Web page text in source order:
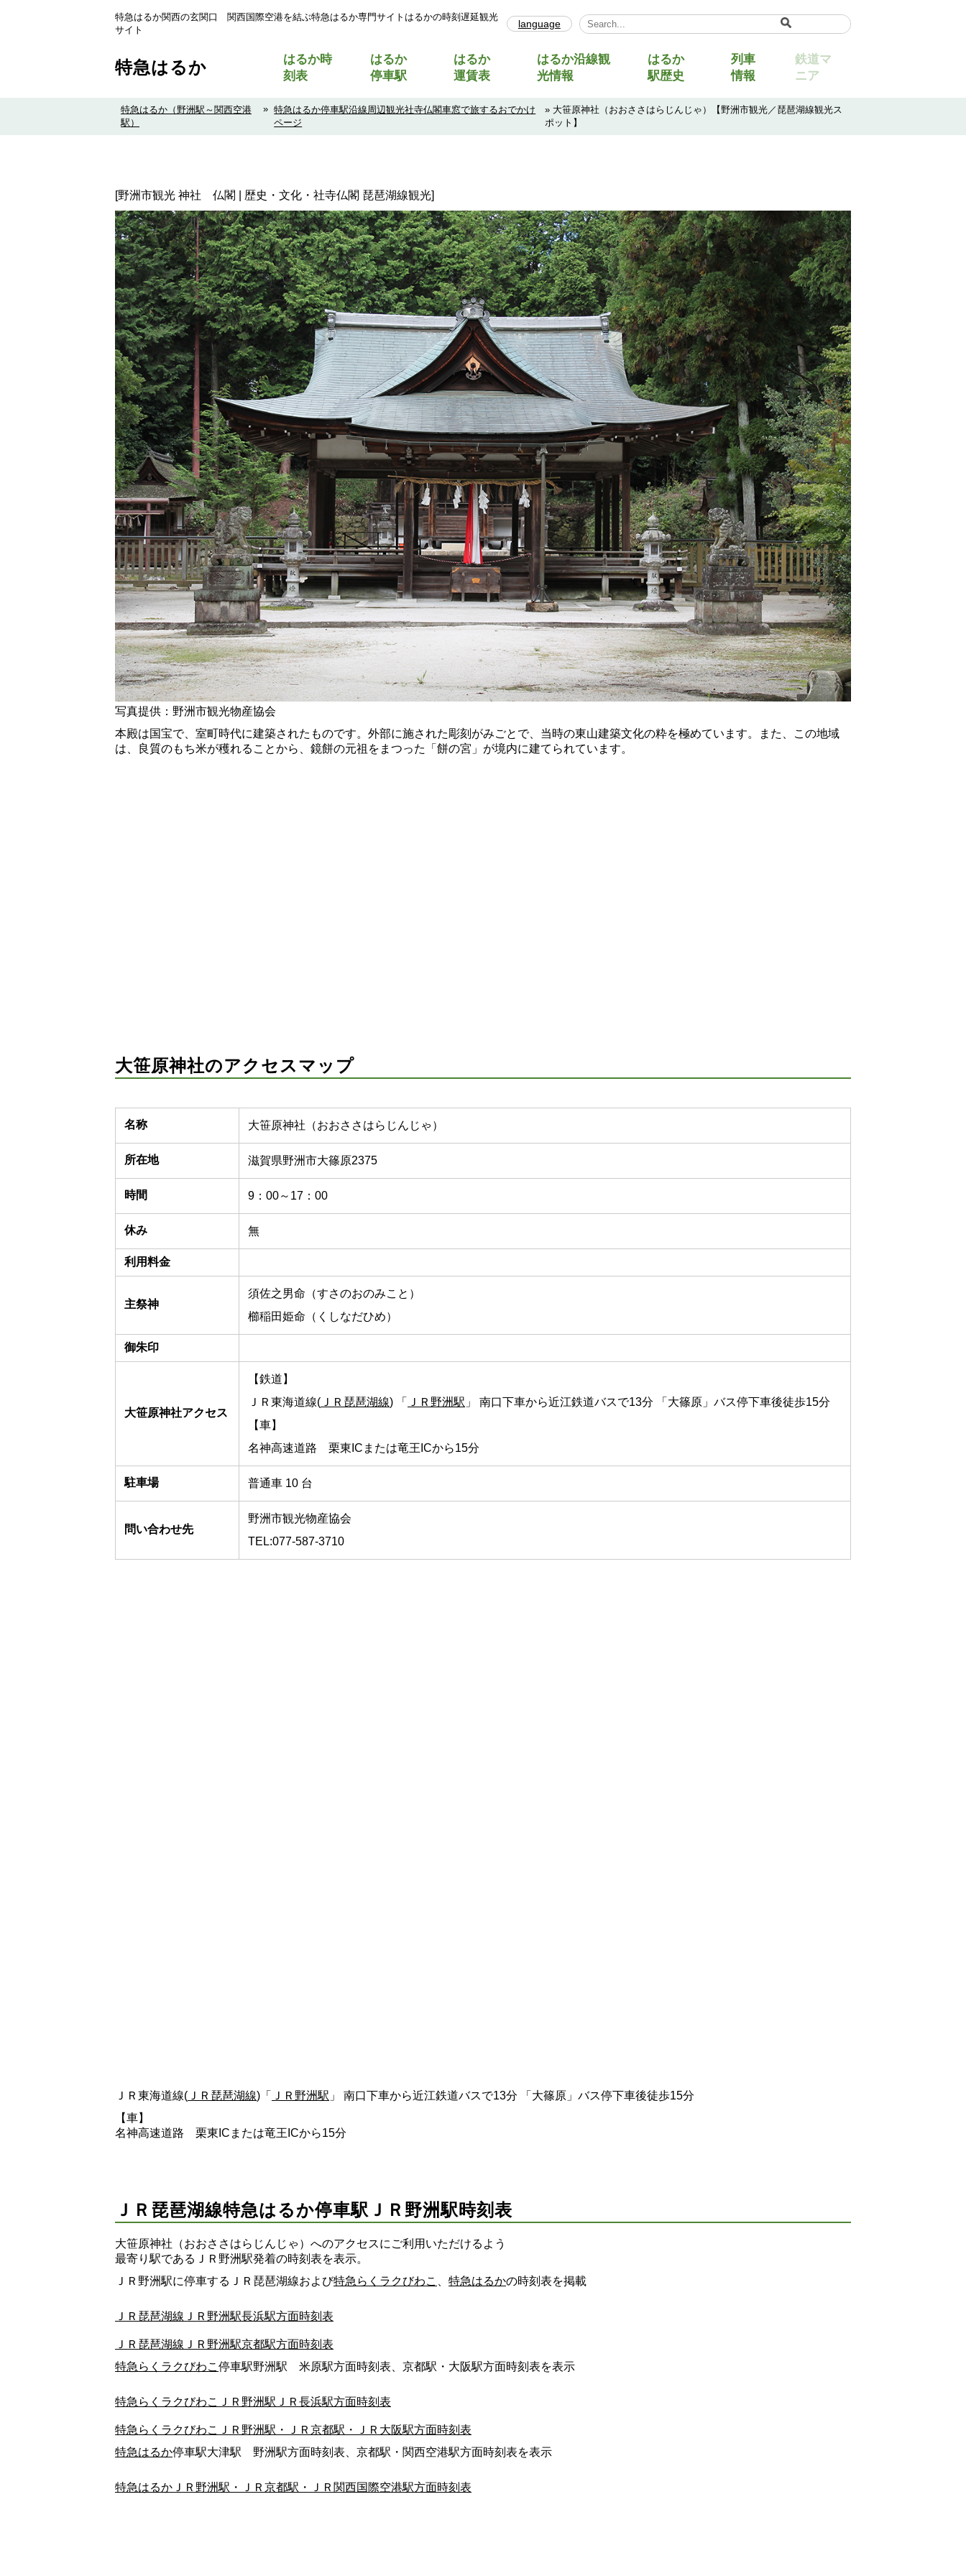
特急はるか関西の玄関口 関西国際空港を結ぶ特急はるか専門サイトはるかの時刻遅延観光
サイト
language
Select Language ▼
特急はるか
はるか時
刻表
はるか
停車駅
はるか
運賃表
はるか沿線観
光情報
はるか
駅歴史
列車
情報
鉄道マ
ニア
特急はるか（野洲駅～関西空港
駅）
» 特急はるか停車駅沿線周辺観光社寺仏閣車窓で旅するおでかけ
ページ
» 大笹原神社（おおささはらじんじゃ）【野洲市観光／琵琶湖線観光ス
ポット】
[野洲市観光 神社 仏閣 | 歴史・文化・社寺仏閣 琵琶湖線観光]
写真提供：野洲市観光物産協会
本殿は国宝で、室町時代に建築されたものです。外部に施された彫刻がみごとで、当時の東山建築文化の粋を極めています。また、この地域
は、良質のもち米が穫れることから、鏡餅の元祖をまつった「餅の宮」が境内に建てられています。
大笹原神社のアクセスマップ
名称 大笹原神社（おおささはらじんじゃ）
所在地 滋賀県野洲市大篠原2375
時間 9：00～17：00
休み 無
利用料金
主祭神
須佐之男命（すさのおのみこと）
櫛稲田姫命（くしなだひめ）
御朱印
大笹原神社アクセス
【鉄道】
ＪＲ東海道線( ＪＲ琵琶湖線) 「 ＪＲ野洲駅 」 南口下車から近江鉄道バスで13分 「大篠原」バス停下車後徒歩15分
【車】
名神高速道路 栗東ICまたは竜王ICから15分
駐車場 普通車 10 台
問い合わせ先
野洲市観光物産協会
TEL:077-587-3710
ＪＲ東海道線( ＪＲ琵琶湖線)「 ＪＲ野洲駅 」 南口下車から近江鉄道バスで13分 「大篠原」バス停下車後徒歩15分
【車】
名神高速道路 栗東ICまたは竜王ICから15分
ＪＲ琵琶湖線特急はるか停車駅ＪＲ野洲駅時刻表
大笹原神社（おおささはらじんじゃ）へのアクセスにご利用いただけるよう
最寄り駅であるＪＲ野洲駅発着の時刻表を表示。
ＪＲ野洲駅に停車するＪＲ琵琶湖線および特急らくラクびわこ 、 特急はるかの時刻表を掲載
ＪＲ琵琶湖線ＪＲ野洲駅長浜駅方面時刻表
ＪＲ琵琶湖線ＪＲ野洲駅京都駅方面時刻表
特急らくラクびわこ停車駅野洲駅 米原駅方面時刻表、京都駅・大阪駅方面時刻表を表示
特急らくラクびわこＪＲ野洲駅ＪＲ長浜駅方面時刻表
特急らくラクびわこＪＲ野洲駅・ＪＲ京都駅・ＪＲ大阪駅方面時刻表
特急はるか停車駅大津駅 野洲駅方面時刻表、京都駅・関西空港駅方面時刻表を表示
特急はるかＪＲ野洲駅・ＪＲ京都駅・ＪＲ関西国際空港駅方面時刻表